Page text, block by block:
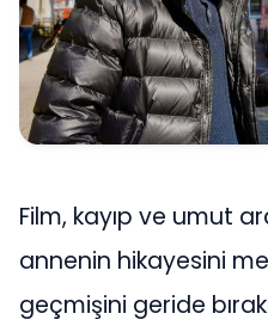
Film, kayıp ve umut
annenin hikayesini
geçmişini geride